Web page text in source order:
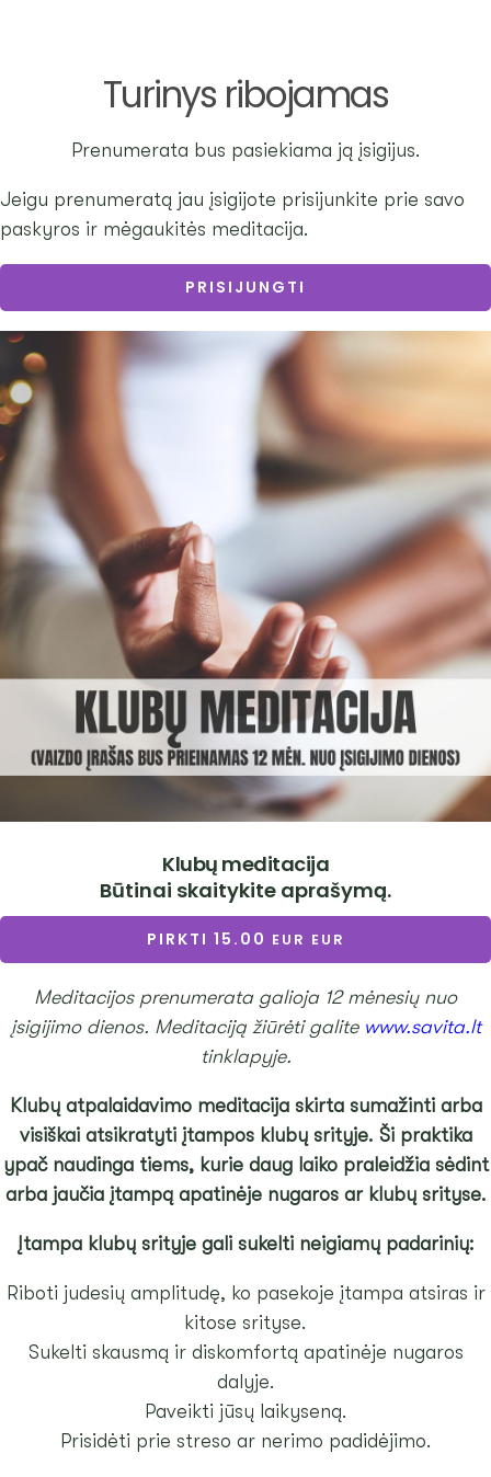
Turinys ribojamas
Prenumerata bus pasiekiama ją įsigijus.
Jeigu prenumeratą jau įsigijote prisijunkite prie savo
paskyros ir mėgaukitės meditacija.
PRISIJUNGTI
Klubų meditacija
Būtinai skaitykite aprašymą.
PIRKTI 15.00
Meditacijos prenumerata galioja 12 mėnesių nuo
įsigijimo dienos. Meditaciją žiūrėti galite www.savita.lt
tinklapyje.
Klubų atpalaidavimo meditacija skirta sumažinti arba
visiškai atsikratyti įtampos klubų srityje. Ši praktika
ypač naudinga tiems, kurie daug laiko praleidžia sėdint
arba jaučia įtampą apatinėje nugaros ar klubų srityse.
Įtampa klubų srityje gali sukelti neigiamų padarinių:
Riboti judesių amplitudę, ko pasekoje įtampa atsiras ir
kitose srityse.
Sukelti skausmą ir diskomfortą apatinėje nugaros
dalyje.
Paveikti jūsų laikyseną.
Prisidėti prie streso ar nerimo padidėjimo.